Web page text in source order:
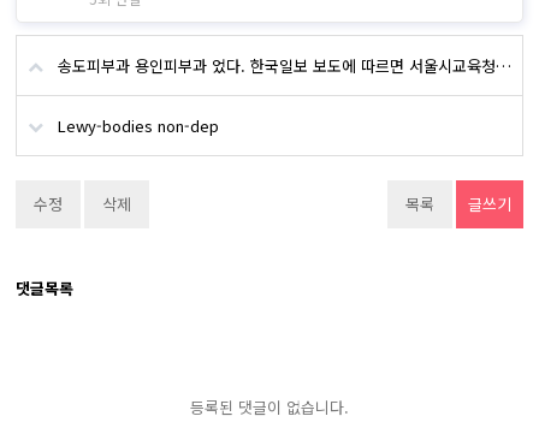
송도피부과 용인피부과 었다. 한국일보 보도에 따르면 서울시교육청에 접수
Lewy-bodies non-dep
수정 삭제 목록 글쓰기
댓글목록
등록된 댓글이 없습니다.